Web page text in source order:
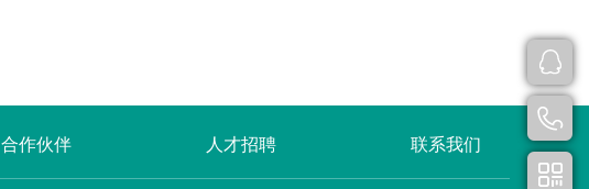
合作伙伴 人才招聘 联系我们